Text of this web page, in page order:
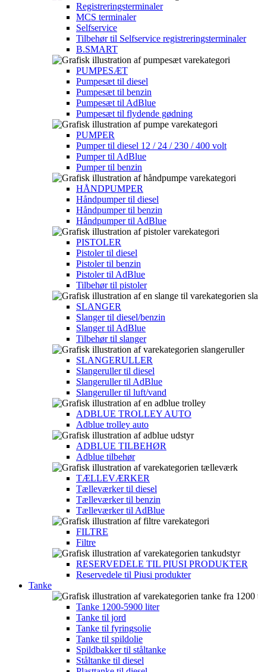
Registreringsterminaler
MCS terminaler
Selfservice
Tilbehør til Selfservice registreringsterminaler
B.SMART
PUMPESÆT​
Pumpesæt til diesel
Pumpesæt til benzin
Pumpesæt til AdBlue
Pumpesæt til flydende gødning
PUMPER​
Pumper til diesel 12 / 24 / 230 / 400 volt
Pumper til AdBlue
Pumper til benzin
HÅNDPUMPER​
Håndpumper til diesel
Håndpumper til benzin
Håndpumper til AdBlue
PISTOLER​
Pistoler til diesel
Pistoler til benzin
Pistoler til AdBlue
Tilbehør til pistoler
SLANGER
Slanger til diesel/benzin
Slanger til AdBlue
Tilbehør til slanger
SLANGERULLER
Slangeruller til diesel
Slangeruller til AdBlue
Slangeruller til luft/vand
ADBLUE TROLLEY AUTO
Adblue trolley auto
ADBLUE TILBEHØR
Adblue tilbehør
TÆLLEVÆRKER
Tælleværker til diesel
Tælleværker til benzin
Tælleværker til AdBlue
FILTRE
Filtre
RESERVEDELE TIL PIUSI PRODUKTER
Reservedele til Piusi produkter
Tanke
Tanke 1200-5900 liter
Tanke til jord
Tanke til fyringsolie
Tanke til spildolie
Spildbakker til ståltanke
Ståltanke til diesel